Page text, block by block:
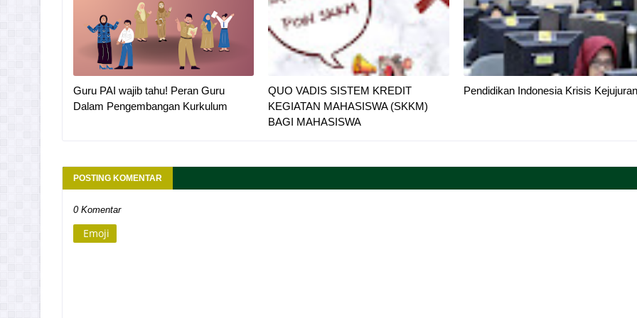
Guru PAI wajib tahu! Peran Guru
Dalam Pengembangan Kurkulum
QUO VADIS SISTEM KREDIT
KEGIATAN MAHASISWA (SKKM)
BAGI MAHASISWA
Pendidikan Indonesia Krisis Kejujuran
POSTING KOMENTAR
0 Komentar
Emoji